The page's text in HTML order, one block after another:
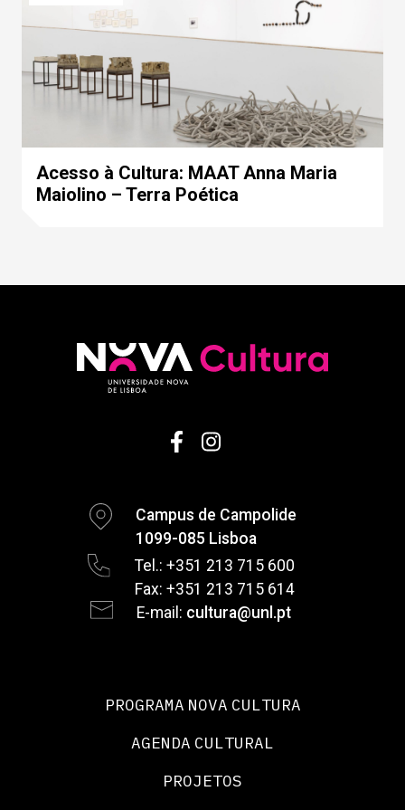
Acesso à Cultura: MAAT Anna Maria
Maiolino – Terra Poética
Campus de Campolide
1099-085 Lisboa
Tel.: +351 213 715 600
Fax: +351 213 715 614
E-mail: cultura@unl.pt
PROGRAMA NOVA CULTURA
AGENDA CULTURAL
PROJETOS